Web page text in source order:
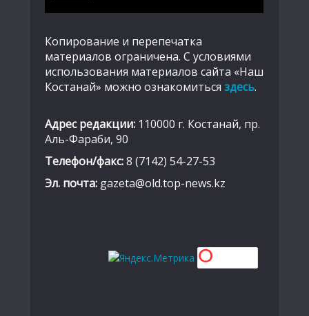
Копирование и перепечатка
материалов ограничена. С условиями
использования материалов сайта «Наш
Костанай» можно ознакомиться здесь.
Адрес редакции: 110000 г. Костанай, пр.
Аль-Фараби, 90
Телефон/факс:8 (7142) 54-27-53
Эл. почта: gazeta@old.top-news.kz